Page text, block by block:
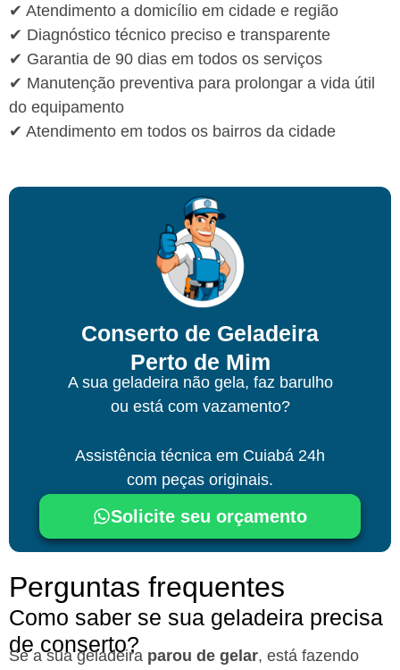
✔ Atendimento a domicílio em cidade e região
✔ Diagnóstico técnico preciso e transparente
✔ Garantia de 90 dias em todos os serviços
✔ Manutenção preventiva para prolongar a vida útil
do equipamento
✔ Atendimento em todos os bairros da cidade
Conserto de Geladeira
Perto de Mim
A sua geladeira não gela, faz barulho
ou está com vazamento?
Assistência técnica em Cuiabá 24h
com peças originais.
Solicite seu orçamento
Perguntas frequentes
Como saber se sua geladeira precisa
de conserto?
Se a sua geladeira parou de gelar, está fazendo